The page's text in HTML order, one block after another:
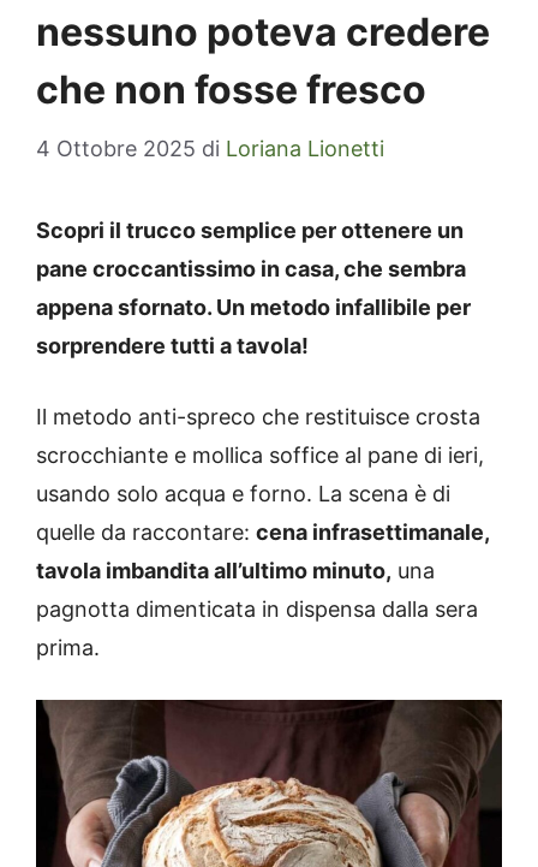
nessuno poteva credere
che non fosse fresco
4 Ottobre 2025 di Loriana Lionetti
Scopri il trucco semplice per ottenere un
pane croccantissimo in casa, che sembra
appena sfornato. Un metodo infallibile per
sorprendere tutti a tavola!
Il metodo anti-spreco che restituisce crosta
scrocchiante e mollica soffice al pane di ieri,
usando solo acqua e forno. La scena è di
quelle da raccontare: cena infrasettimanale,
tavola imbandita all’ultimo minuto, una
pagnotta dimenticata in dispensa dalla sera
prima.